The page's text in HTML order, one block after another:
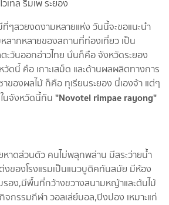
ๆสวยงดงามหลายแห่ง วันนี้จะขอแนะนำ
ากหลายของสถานที่ท่องเที่ยว เป็น
ะวันออกอ่าวไทย นั่นก็คือ จังหวัดระยอง
ดนี้ คือ เกาะเสม็ด และด้านผลผลิตทางการ
ของผลไม้ ก็คือ ทุเรียนระยอง นี่เองจ้า แต่ๆ
นจังหวัดนี้กัน "Novotel rimpae rayong"
าดส่วนตัว คนไม่พลุกพล่าน มีสระว่ายน้ำ
งของโรงแรมเป็นแนวบูติคทันสมัย มีห้อง
รอง,มีพื้นที่กว้างขวางสนามหญ้าและต้นไม้
จกรรมกีฬา วอลเล่ย์บอล,ปิงปอง เหมาะแก่